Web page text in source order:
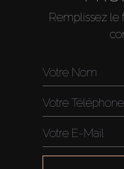
Acheter
Vendre
Hors Plan
Remplissez le